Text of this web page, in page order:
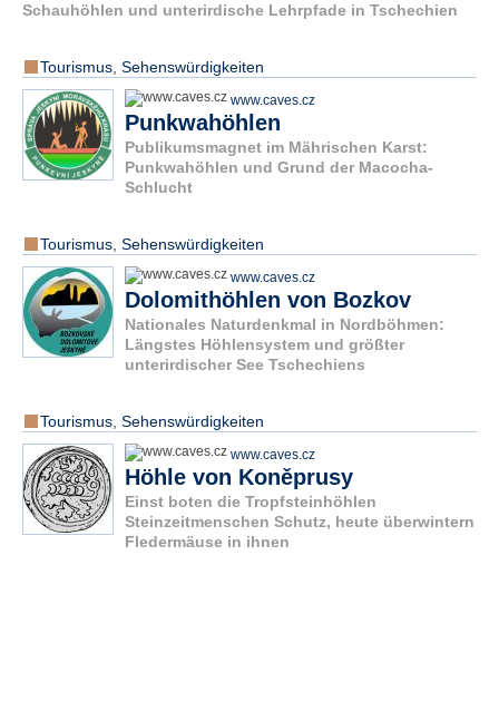
Schauhöhlen und unterirdische Lehrpfade in Tschechien
Tourismus Sehenswürdigkeiten
www.caves.cz
Punkwahöhlen
Publikumsmagnet im Mährischen Karst:
Punkwahöhlen und Grund der Macocha-
Schlucht
Tourismus Sehenswürdigkeiten
www.caves.cz
Dolomithöhlen von Bozkov
Nationales Naturdenkmal in Nordböhmen:
Längstes Höhlensystem und größter
unterirdischer See Tschechiens
Tourismus Sehenswürdigkeiten
www.caves.cz
Höhle von Koněprusy
Einst boten die Tropfsteinhöhlen
Steinzeitmenschen Schutz, heute überwintern
Fledermäuse in ihnen